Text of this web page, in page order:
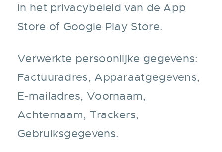
in het privacybeleid van de App
Store of Google Play Store.
Verwerkte persoonlijke gegevens:
Factuuradres, Apparaatgegevens,
E-mailadres, Voornaam,
Achternaam, Trackers,
Gebruiksgegevens.